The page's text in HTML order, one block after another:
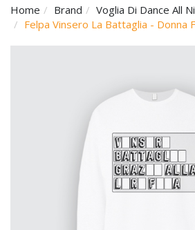
Home Brand
Voglia Di Dance All
Felpa Vinsero La Battaglia - Donna